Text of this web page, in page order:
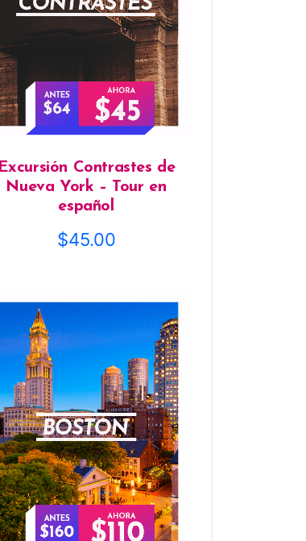
Excursión Contrastes de
Nueva York – Tour en
español
$45.00